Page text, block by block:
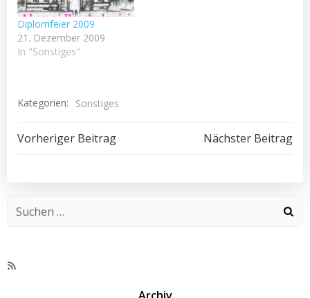
Diplomfeier 2009
21. Dezember 2009
In "Sonstiges"
Kategorien: Sonstiges
Beitragsnavigation
Vorheriger Beitrag Nächster Beitrag
RSS-